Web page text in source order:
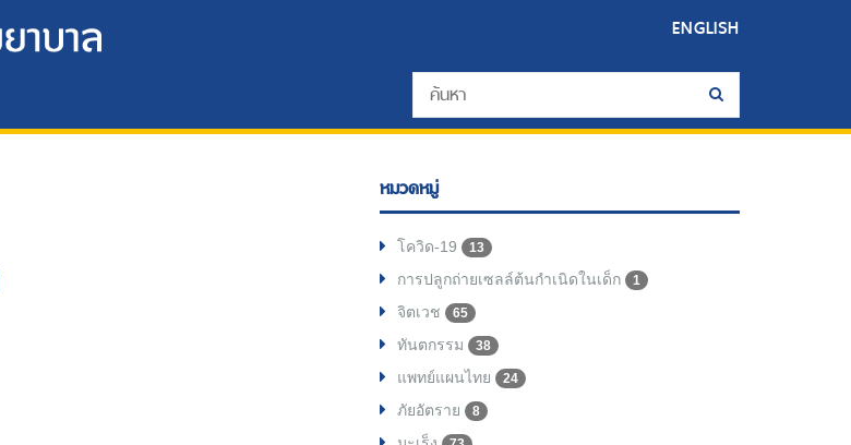
ENGLISH
หมวดหมู่
โควิด-19 13
การปลูกถ่ายเซลล์ต้นกำเนิดในเด็ก 1
จิตเวช 65
ทันตกรรม 38
แพทย์แผนไทย 24
ภัยอัตราย 8